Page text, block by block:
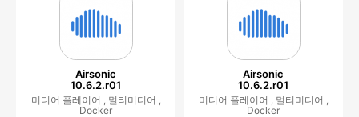
Airsonic
10.6.2.r01
미디어 플레이어 , 멀티미디어 ,
Docker
Airsonic
10.6.2.r01
미디어 플레이어 , 멀티미디어 ,
Docker